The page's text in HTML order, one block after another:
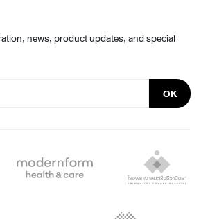
news, product updates, and special
OK